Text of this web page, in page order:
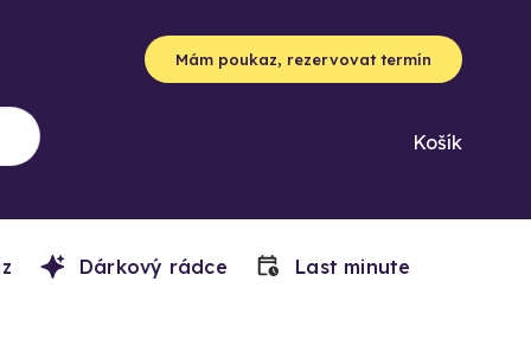
Mám poukaz, rezervovat termín
Košík
Dárkový rádce Last minute